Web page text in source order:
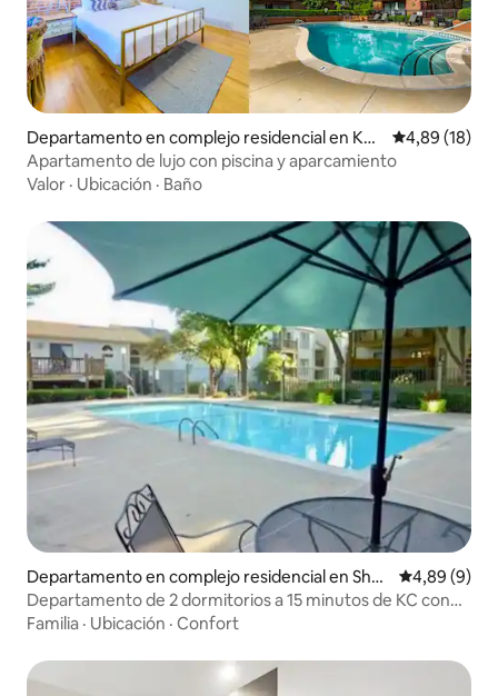
Departamento en complejo residencial en Kan
sas City
Calificación
4,89 (18)
Apartamento de lujo con piscina y aparcamiento
Valor · Ubicación · Baño
Departamento en complejo residencial en Sha
wnee Mission
Calificación
4,89 (9)
Departamento de 2 dormitorios a 15 minutos de KC con
piscina Copa Mundial
Familia · Ubicación · Confort